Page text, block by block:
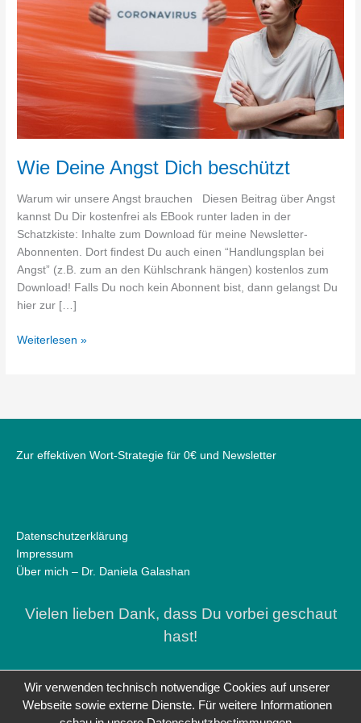
Wie Deine Angst Dich beschützt
Warum wir unsere Angst brauchen Diesen Beitrag über Angst
kannst Du Dir kostenfrei als EBook runter laden in der
Schatzkiste: Inhalte zum Download für meine Newsletter-
Abonnenten. Dort findest Du auch einen “Handlungsplan bei
Angst” (z.B. zum an den Kühlschrank hängen) kostenlos zum
Download! Falls Du noch kein Abonnent bist, dann gelangst Du
hier zur […]
Weiterlesen »
Zur effektiven Wort-Strategie für 0€ und Newsletter
Datenschutzerklärung
Impressum
Über mich – Dr. Daniela Galashan
Vielen lieben Dank, dass Du vorbei geschaut
hast!
Wir verwenden technisch notwendige Cookies auf unserer
Webseite sowie externe Dienste. Für weitere Informationen